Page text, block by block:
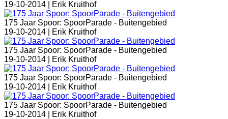
19-10-2014 |
Erik Kruithof
175 Jaar Spoor: SpoorParade - Buitengebied
19-10-2014 |
Erik Kruithof
175 Jaar Spoor: SpoorParade - Buitengebied
19-10-2014 |
Erik Kruithof
175 Jaar Spoor: SpoorParade - Buitengebied
19-10-2014 |
Erik Kruithof
175 Jaar Spoor: SpoorParade - Buitengebied
19-10-2014 |
Erik Kruithof